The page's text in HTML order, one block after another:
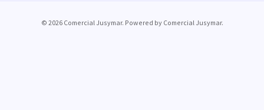
© 2026 Comercial Jusymar. Powered by Comercial Jusymar.